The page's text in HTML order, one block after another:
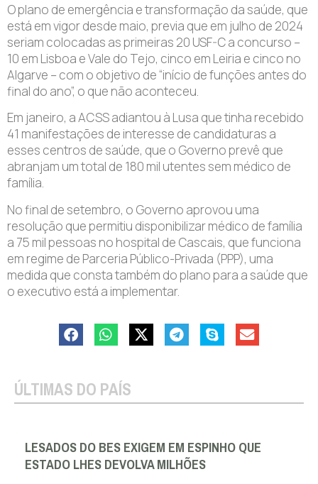
O plano de emergência e transformação da saúde, que
está em vigor desde maio, previa que em julho de 2024
seriam colocadas as primeiras 20 USF-C a concurso –
10 em Lisboa e Vale do Tejo, cinco em Leiria e cinco no
Algarve – com o objetivo de “início de funções antes do
final do ano”, o que não aconteceu.
Em janeiro, a ACSS adiantou à Lusa que tinha recebido
41 manifestações de interesse de candidaturas a
esses centros de saúde, que o Governo prevê que
abranjam um total de 180 mil utentes sem médico de
família.
No final de setembro, o Governo aprovou uma
resolução que permitiu disponibilizar médico de família
a 75 mil pessoas no hospital de Cascais, que funciona
em regime de Parceria Público-Privada (PPP), uma
medida que consta também do plano para a saúde que
o executivo está a implementar.
ÚLTIMAS DO PAÍS
LESADOS DO BES EXIGEM EM ESPINHO QUE
ESTADO LHES DEVOLVA MILHÕES